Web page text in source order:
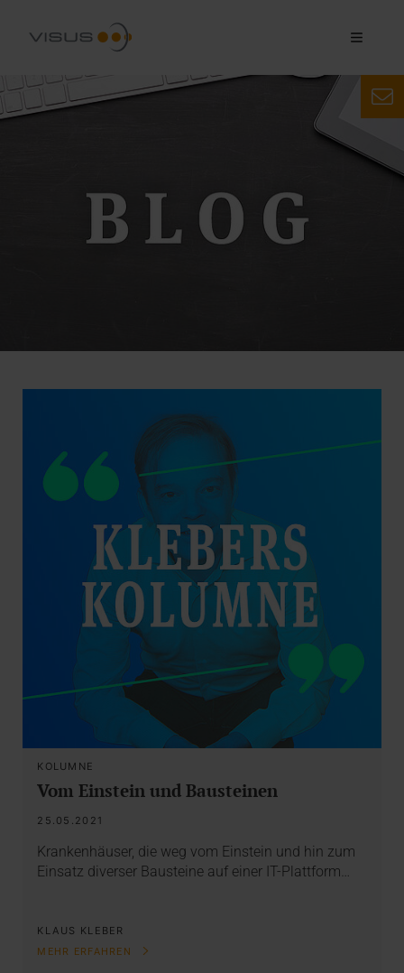
KOLUMNE
Vom Einstein und Bausteinen
25.05.2021
Krankenhäuser, die weg vom Einstein und hin zum
Einsatz diverser Bausteine auf einer IT-Plattform…
KLAUS KLEBER
MEHR ERFAHREN